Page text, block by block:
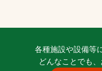
文字の見えづらさや
各種施設や設備等
どんなことでも